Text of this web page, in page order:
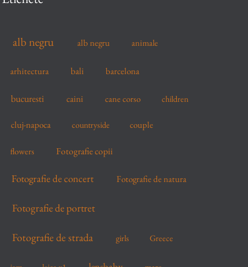
alb negru alb negru animale
arhitectura bali barcelona
bucuresti caini cane corso children
cluj-napoca countryside couple
flowers Fotografie copii
Fotografie de concert Fotografie de natura
Fotografie de portret
Fotografie de strada girls Greece